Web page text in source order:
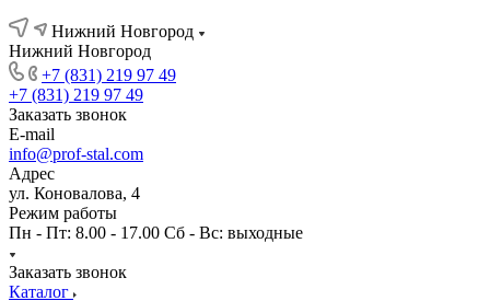
Нижний Новгород
Нижний Новгород
+7 (831) 219 97 49
+7 (831) 219 97 49
Заказать звонок
E-mail
info@prof-stal.com
Адрес
ул. Коновалова, 4
Режим работы
Пн - Пт: 8.00 - 17.00 Сб - Вс: выходные
Заказать звонок
Каталог